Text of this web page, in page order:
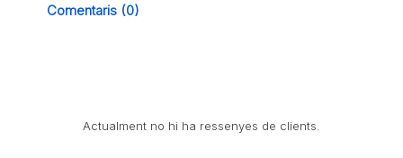
Comentaris (0)
Actualment no hi ha ressenyes de clients.